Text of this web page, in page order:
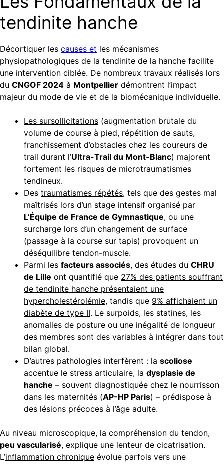
tendinite hanche
Décortiquer les causes et les mécanismes
physiopathologiques de la tendinite de la hanche facilite
une intervention ciblée. De nombreux travaux réalisés lors
du CNGOF 2024 à Montpellier démontrent l’impact
majeur du mode de vie et de la biomécanique individuelle.
Les sursollicitations (augmentation brutale du
volume de course à pied, répétition de sauts,
franchissement d’obstacles chez les coureurs de
trail durant l’Ultra-Trail du Mont-Blanc) majorent
fortement les risques de microtraumatismes
tendineux.
Des traumatismes répétés, tels que des gestes mal
maîtrisés lors d’un stage intensif organisé par
L’Équipe de France de Gymnastique, ou une
surcharge lors d’un changement de surface
(passage à la course sur tapis) provoquent un
déséquilibre tendon-muscle.
Parmi les facteurs associés, des études du CHRU
de Lille ont quantifié que 27% des patients souffrant
de tendinite hanche présentaient une
hypercholestérolémie, tandis que 9% affichaient un
diabète de type II. Le surpoids, les statines, les
anomalies de posture ou une inégalité de longueur
des membres sont des variables à intégrer dans tout
bilan global.
D’autres pathologies interfèrent : la scoliose
accentue le stress articulaire, la dysplasie de
hanche – souvent diagnostiquée chez le nourrisson
dans les maternités (AP-HP Paris) – prédispose à
des lésions précoces à l’âge adulte.
Au niveau microscopique, la compréhension du tendon,
peu vascularisé, explique une lenteur de cicatrisation.
L’inflammation chronique évolue parfois vers une